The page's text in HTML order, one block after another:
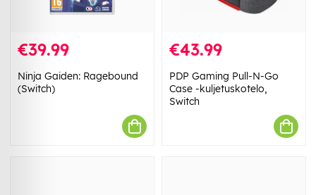
€39.99
Ninja Gaiden: Ragebound
(Switch)
€43.99
PDP Gaming Pull-N-Go
Case -kuljetuskotelo,
Switch